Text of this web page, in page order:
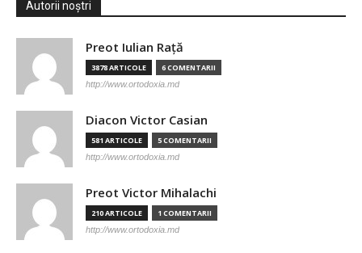
Autorii noștri
Preot Iulian Raţă
3878 ARTICOLE 6 COMENTARII
http://www.ortodoxia.md
Diacon Victor Casian
581 ARTICOLE 5 COMENTARII
http://www.ortodoxia.md
Preot Victor Mihalachi
210 ARTICOLE 1 COMENTARII
http://www.ortodoxia.md